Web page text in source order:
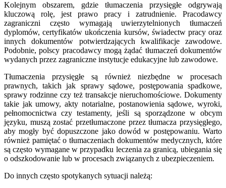
Kolejnym obszarem, gdzie tłumaczenia przysięgłe odgrywają
kluczową rolę, jest prawo pracy i zatrudnienie. Pracodawcy
zagraniczni często wymagają uwierzytelnionych tłumaczeń
dyplomów, certyfikatów ukończenia kursów, świadectw pracy oraz
innych dokumentów potwierdzających kwalifikacje zawodowe.
Podobnie, polscy pracodawcy mogą żądać tłumaczeń dokumentów
wydanych przez zagraniczne instytucje edukacyjne lub zawodowe.
Tłumaczenia przysięgłe są również niezbędne w procesach
prawnych, takich jak sprawy sądowe, postępowania spadkowe,
sprawy rodzinne czy też transakcje nieruchomościowe. Dokumenty
takie jak umowy, akty notarialne, postanowienia sądowe, wyroki,
pełnomocnictwa czy testamenty, jeśli są sporządzone w obcym
języku, muszą zostać przetłumaczone przez tłumacza przysięgłego,
aby mogły być dopuszczone jako dowód w postępowaniu. Warto
również pamiętać o tłumaczeniach dokumentów medycznych, które
są często wymagane w przypadku leczenia za granicą, ubiegania się
o odszkodowanie lub w procesach związanych z ubezpieczeniem.
Do innych często spotykanych sytuacji należą: